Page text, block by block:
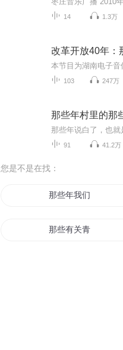
14 1.3万
改革开放40年：
本节目为湖南电子音
103 247万
那些年村里的那
91 41.2万
您是不是在找：
那些年我们的故事
那些有关青春的故事